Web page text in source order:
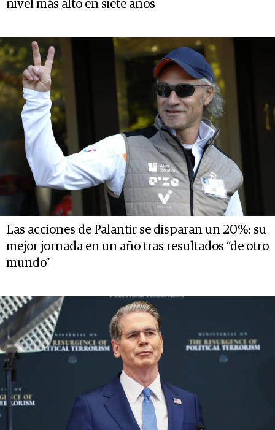
nivel más alto en siete años
Las acciones de Palantir se disparan un 20%: su
mejor jornada en un año tras resultados “de otro
mundo”